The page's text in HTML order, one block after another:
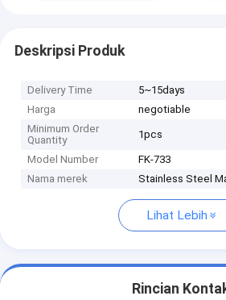
Deskripsi Produk
Delivery Time
5~15days
Harga
negotiable
Minimum Order
Quantity
1pcs
Model Number
FK-733
Nama merek
Stainless Steel
Lihat Lebih
Rincian